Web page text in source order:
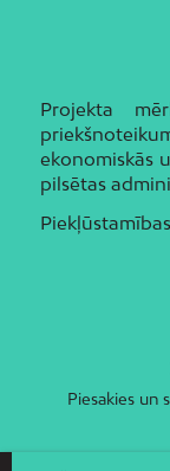
Projekta
ekonomiskās
pilsētas
Piesakies un